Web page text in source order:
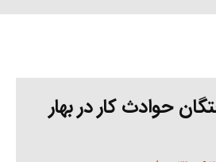
حوادث کار در بهار